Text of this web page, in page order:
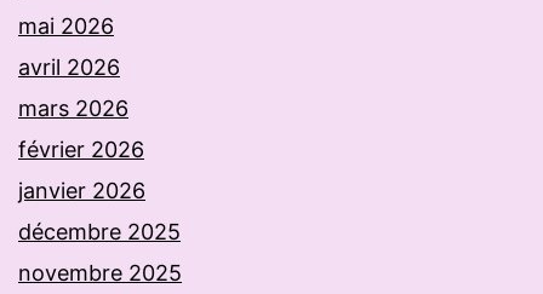
mai 2026
avril 2026
mars 2026
février 2026
janvier 2026
décembre 2025
novembre 2025